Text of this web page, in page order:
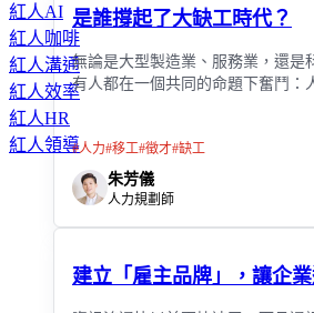
紅人AI
紅人咖啡
紅人溝通
紅人效率
紅人HR
紅人領導
是誰撐起了大缺工時代？
無論是大型製造業、服務業，還是
有人都在一個共同的命題下奮鬥：
#人力#移工#徵才#缺工
朱芳儀
人力規劃師
建立「雇主品牌」，讓企